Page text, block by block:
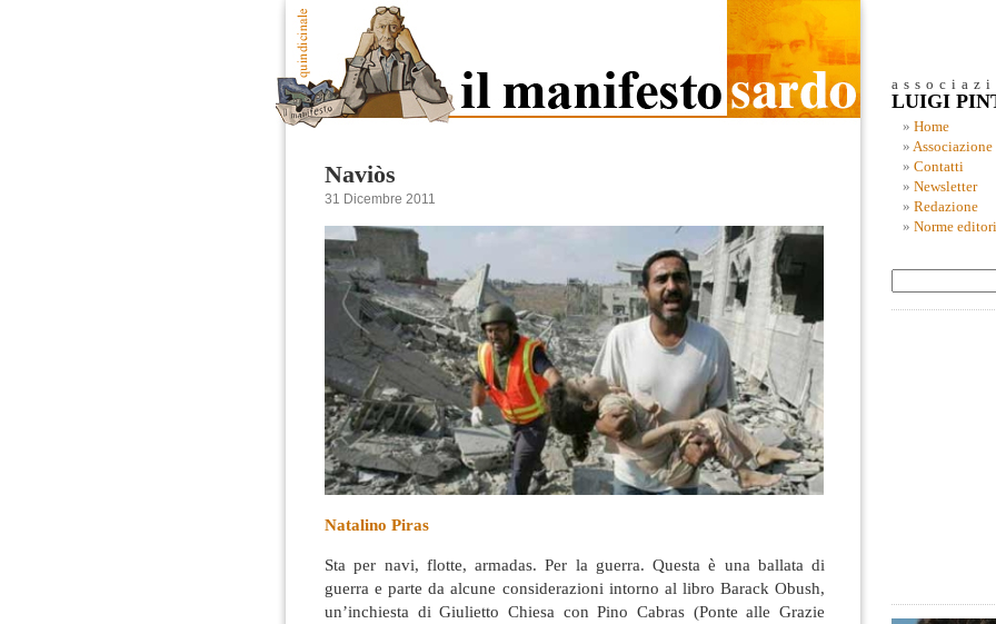
Naviòs
31 Dicembre 2011
Natalino Piras
Sta per navi, flotte, armadas. Per la guerra. Questa è una ballata di
guerra e parte da alcune considerazioni intorno al libro Barack Obush,
un’inchiesta di Giulietto Chiesa con Pino Cabras (Ponte alle Grazie
LUIGI
Home
Associazione
Contatti
Newsletter
Redazione
Norme